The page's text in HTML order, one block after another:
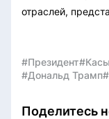
отраслей,
#Президент
#Дональд Трамп
Поделитесь